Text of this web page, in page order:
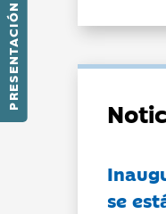
PRESENTACIÓN
se